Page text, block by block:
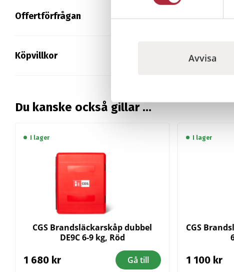
Avvisa
Offertförfrågan
Köpvillkor
Du kanske också gillar …
I lager
CGS Brandsläckarskåp dubbel
DE9C 6-9 kg, Röd
1 680 kr Gå till
I lager
CGS
1 100 kr